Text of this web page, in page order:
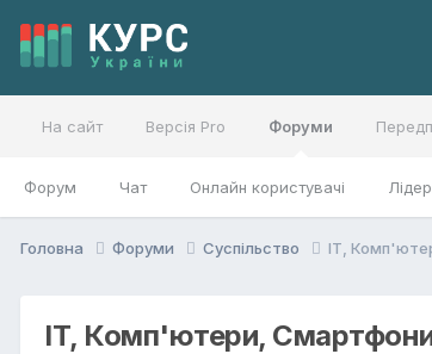
На сайт Версія Pro Форуми
Форум Чат Онлайн користувачі
Головна Форуми Суспільство IT,
IT, Комп'ютери, Смартфони,